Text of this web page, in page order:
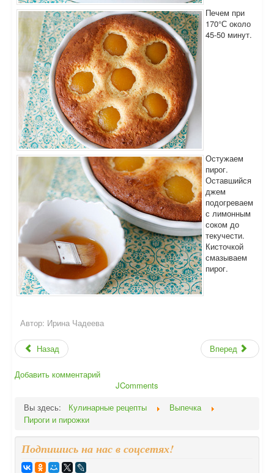
Печем при
170°С около
45-50 минут.
Остужаем
пирог.
Оставшийся
джем
подогреваем
с лимонным
соком до
текучести.
Кисточкой
смазываем
пирог.
Автор: Ирина Чадеева
Назад Вперед
Добавить комментарий
JComments
Вы здесь:
Кулинарные рецепты
Выпечка
Пироги и пирожки
Подпишись на нас в соцсетях!